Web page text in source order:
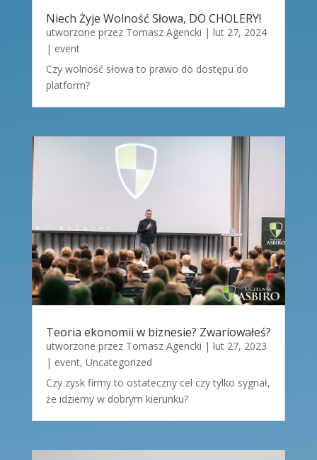
Niech Żyje Wolność Słowa, DO CHOLERY!
utworzone przez Tomasz Agencki | lut 27, 2024
| event
Czy wolność słowa to prawo do dostępu do
platform?
Teoria ekonomii w biznesie? Zwariowałeś?
utworzone przez Tomasz Agencki | lut 27, 2023
| event, Uncategorized
Czy zysk firmy to ostateczny cel czy tylko sygnał,
że idziemy w dobrym kierunku?